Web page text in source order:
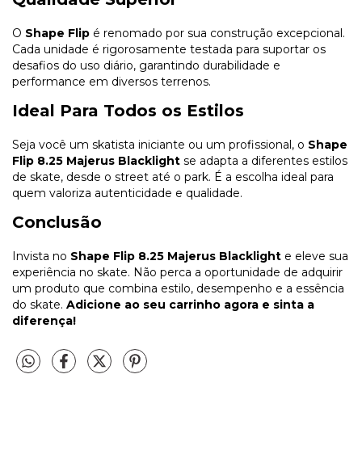
O Shape Flip é renomado por sua construção excepcional.
Cada unidade é rigorosamente testada para suportar os
desafios do uso diário, garantindo durabilidade e
performance em diversos terrenos.
Ideal Para Todos os Estilos
Seja você um skatista iniciante ou um profissional, o Shape
Flip 8.25 Majerus Blacklight se adapta a diferentes estilos
de skate, desde o street até o park. É a escolha ideal para
quem valoriza autenticidade e qualidade.
Conclusão
Invista no Shape Flip 8.25 Majerus Blacklight e eleve sua
experiência no skate. Não perca a oportunidade de adquirir
um produto que combina estilo, desempenho e a essência
do skate. Adicione ao seu carrinho agora e sinta a
diferença!